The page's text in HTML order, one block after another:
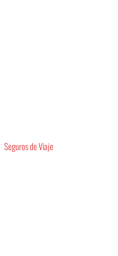
Seguros de Viaje